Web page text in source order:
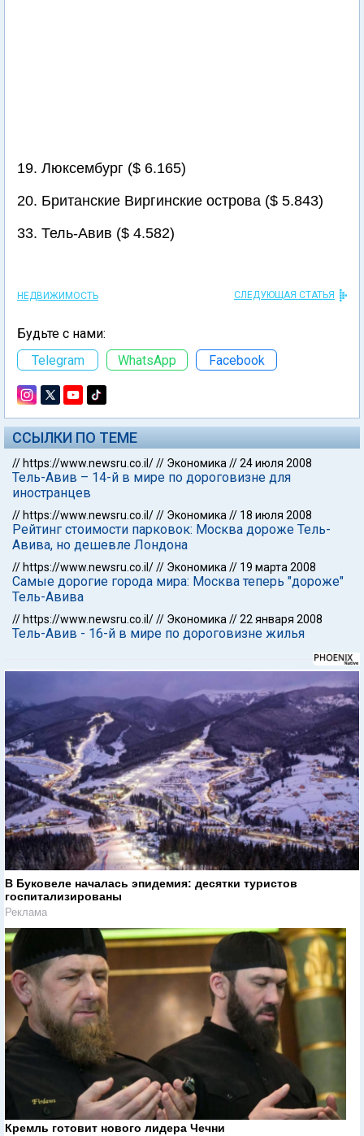
19. Люксембург ($ 6.165)
20. Британские Виргинские острова ($ 5.843)
33. Тель-Авив ($ 4.582)
НЕДВИЖИМОСТЬ СЛЕДУЮЩАЯ СТАТЬЯ
Будьте с нами:
Telegram
WhatsApp Facebook
ССЫЛКИ ПО ТЕМЕ
// https://www.newsru.co.il/// Экономика //24 июля 2008
Тель-Авив – 14-й в мире по дороговизне для
иностранцев
// https://www.newsru.co.il/// Экономика // 18 июля 2008
Рейтинг стоимости парковок: Москва дороже Тель-
Авива, но дешевле Лондона
// https://www.newsru.co.il/// Экономика // 19 марта 2008
Самые дорогие города мира: Москва теперь "дороже"
Тель-Авива
// https://www.newsru.co.il/// Экономика //22 января 2008
Тель-Авив - 16-й в мире по дороговизне жилья
В Буковеле началась эпидемия: десятки туристов
госпитализированы
Реклама
Кремль готовит нового лидера Чечни